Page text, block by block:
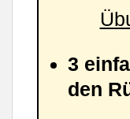
3
den